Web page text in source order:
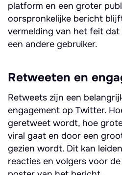
platform en een groter
oorspronkelijke bericht
vermelding van het feit
een andere gebruiker.
Retweeten en
Retweets zijn een
engagement op Twitter.
geretweet wordt, hoe
viral gaat en door een
gezien wordt. Dit kan
reacties en volgers voor